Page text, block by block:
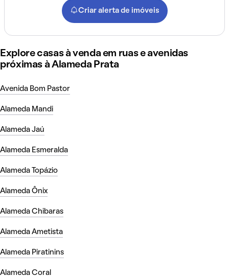
Criar alerta de imóveis
Explore casas à venda em ruas e avenidas
próximas à Alameda Prata
Avenida Bom Pastor
Alameda Mandi
Alameda Jaú
Alameda Esmeralda
Alameda Topázio
Alameda Ônix
Alameda Chibaras
Alameda Ametista
Alameda Piratinins
Alameda Coral